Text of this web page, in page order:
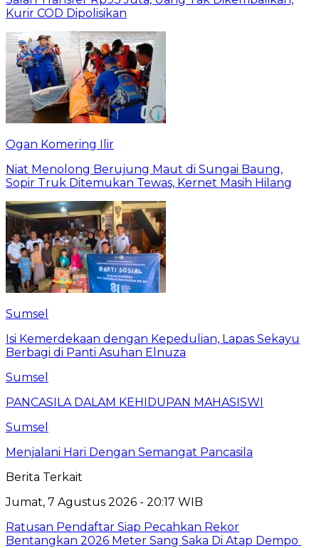
Kurir COD Dipolisikan
Ogan Komering Ilir
Niat Menolong Berujung Maut di Sungai Baung,
Sopir Truk Ditemukan Tewas, Kernet Masih Hilang
Sumsel
Isi Kemerdekaan dengan Kepedulian, Lapas Sekayu
Berbagi di Panti Asuhan Elnuza
Sumsel
PANCASILA DALAM KEHIDUPAN MAHASISWI
Sumsel
Menjalani Hari Dengan Semangat Pancasila
Berita Terkait
Jumat, 7 Agustus 2026 - 20:17 WIB
Ratusan Pendaftar Siap Pecahkan Rekor
Bentangkan 2026 Meter Sang Saka Di Atap Dempo